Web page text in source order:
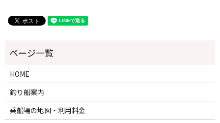
HOME
釣り船案内
乗船場の地図・利用料金